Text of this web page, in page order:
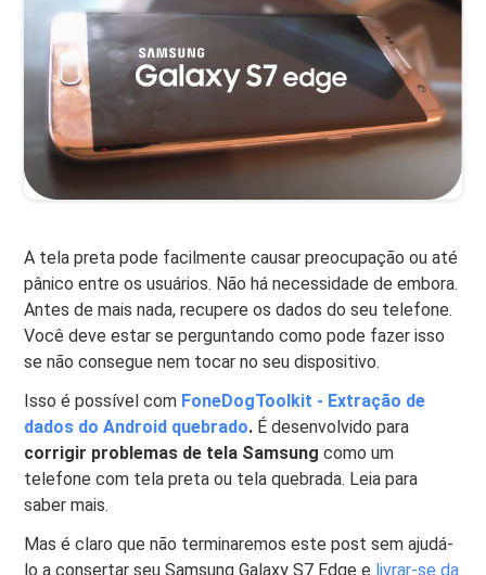
A tela preta pode facilmente causar preocupação ou até
pânico entre os usuários. Não há necessidade de embora.
Antes de mais nada, recupere os dados do seu telefone.
Você deve estar se perguntando como pode fazer isso
se não consegue nem tocar no seu dispositivo.
Isso é possível com FoneDogToolkit - Extração de
dados do Android quebrado. É desenvolvido para
corrigir problemas de tela Samsung como um
telefone com tela preta ou tela quebrada. Leia para
saber mais.
Mas é claro que não terminaremos este post sem ajudá-
lo a consertar seu Samsung Galaxy S7 Edge e livrar-se da